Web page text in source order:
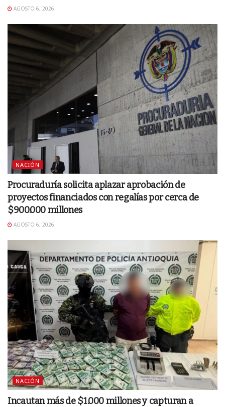
AGOSTO 6, 2026
NACIÓN
Procuraduría solicita aplazar aprobación de
proyectos financiados con regalías por cerca de
$900.000 millones
AGOSTO 6, 2026
NACIÓN
Incautan más de $1.000 millones y capturan a